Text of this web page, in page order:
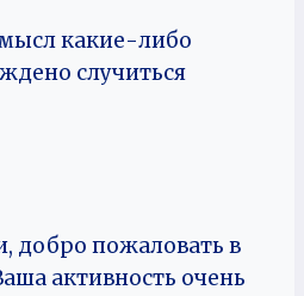
какие-либо
случиться
добро пожаловать в
активность очень